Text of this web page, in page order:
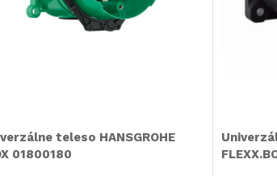
teleso HANSGROHE
01800180